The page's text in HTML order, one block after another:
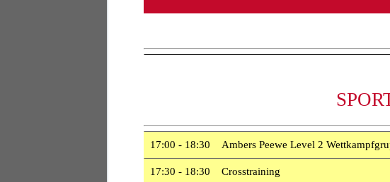
17:00 - 18:30 Ambers Peewe Level 2
17:30 - 18:30 Crosstraining